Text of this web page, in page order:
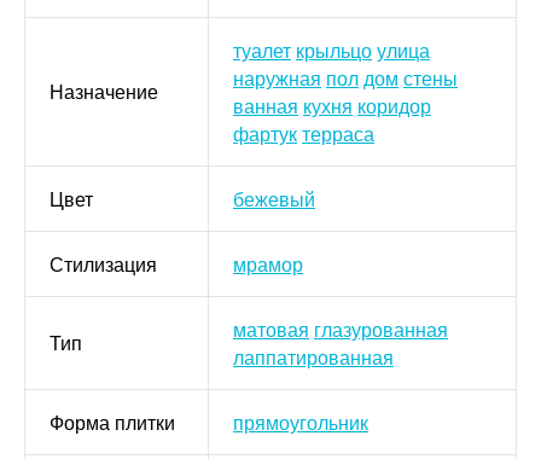
Назначение
туалет крыльцоулица
наружная полдом стены
ванная кухня коридор
фартуктерраса
Цвет бежевый
Стилизация мрамор
Тип матовая глазурованная
лаппатированная
Форма плитки прямоугольник